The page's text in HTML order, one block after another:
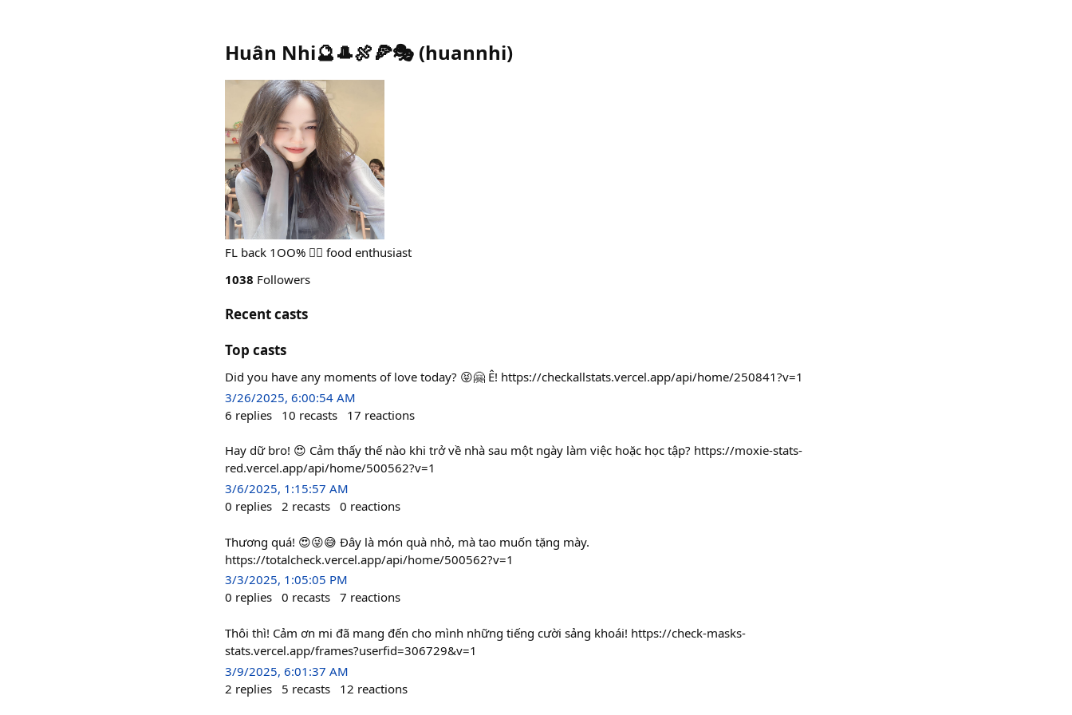
Huân Nhi🔮🎩🍖🍕🎭 (huannhi)
FL back 1OO% ❤️‍🔥 food enthusiast
1038 Followers
Recent casts
Top casts
Did you have any moments of love today? 😝🤗 Ê! https://checkallstats.vercel.app/api/home/250841?v=1
3/26/2025, 6:00:54 AM
6 replies 10 recasts 17 reactions
Hay dữ bro! 😍 Cảm thấy thế nào khi trở về nhà sau một ngày làm việc hoặc học tập? https://moxie-stats-
red.vercel.app/api/home/500562?v=1
3/6/2025, 1:15:57 AM
0 replies 2 recasts 0 reactions
Thương quá! 😍😜😅 Đây là món quà nhỏ, mà tao muốn tặng mày.
https://totalcheck.vercel.app/api/home/500562?v=1
3/3/2025, 1:05:05 PM
0 replies 0 recasts 7 reactions
Thôi thì! Cảm ơn mi đã mang đến cho mình những tiếng cười sảng khoái! https://check-masks-
stats.vercel.app/frames?userfid=306729&v=1
3/9/2025, 6:01:37 AM
2 replies 5 recasts 12 reactions